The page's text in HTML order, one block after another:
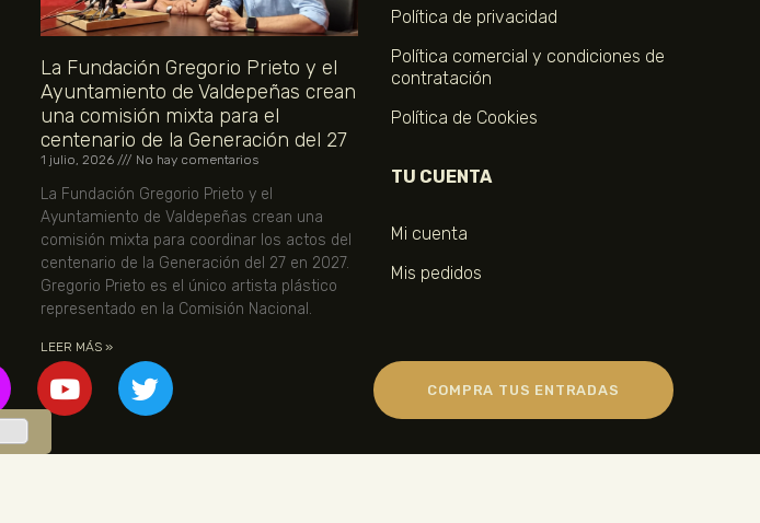
La Fundación Gregorio Prieto y el
Ayuntamiento de Valdepeñas crean
una comisión mixta para el
centenario de la Generación del 27
1 julio, 2026 No hay comentarios
La Fundación Gregorio Prieto y el
Ayuntamiento de Valdepeñas crean una
comisión mixta para coordinar los actos del
centenario de la Generación del 27 en 2027.
Gregorio Prieto es el único artista plástico
representado en la Comisión Nacional.
LEER MÁS »
Política de privacidad
Política comercial y condiciones de
contratación
Política de Cookies
TU CUENTA
Mi cuenta
Mis pedidos
COMPRA TUS ENTRADAS